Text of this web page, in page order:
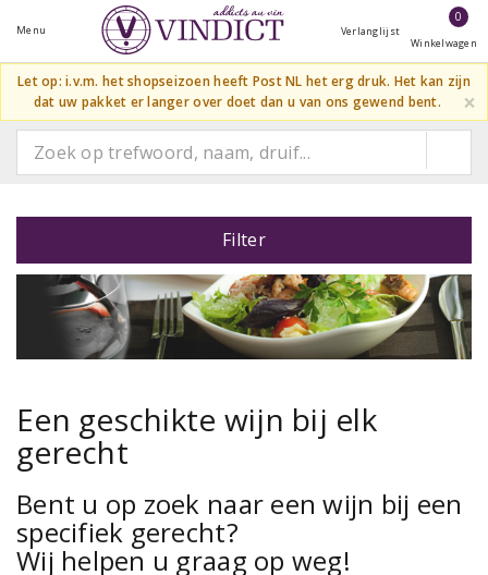
Menu Verlanglijst
0
Winkelwagen
Let op: i.v.m. het shopseizoen heeft Post NL het erg druk. Het kan zijn
dat uw pakket er langer over doet dan u van ons gewend bent.
×
Filter
Een geschikte wijn bij elk
gerecht
Bent u op zoek naar een wijn bij een
specifiek gerecht?
Wij helpen u graag op weg!